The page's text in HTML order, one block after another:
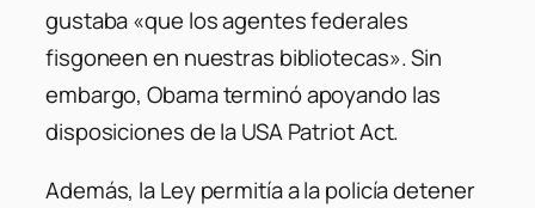
gustaba «que los agentes federales
fisgoneen en nuestras bibliotecas». Sin
embargo, Obama terminó apoyando las
disposiciones de la USA Patriot Act.
Además, la Ley permitía a la policía detener